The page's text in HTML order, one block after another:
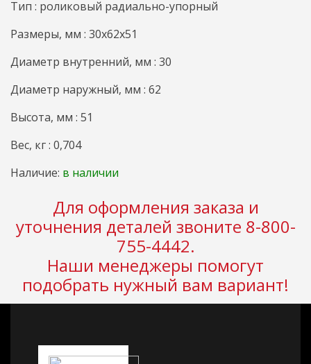
Тип : роликовый радиально-упорный
Размеры, мм : 30x62x51
Диаметр внутренний, мм : 30
Диаметр наружный, мм : 62
Высота, мм : 51
Вес, кг : 0,704
Наличие: в наличии
Для оформления заказа и
уточнения деталей звоните 8-800-
755-4442.
Наши менеджеры помогут
подобрать нужный вам вариант!